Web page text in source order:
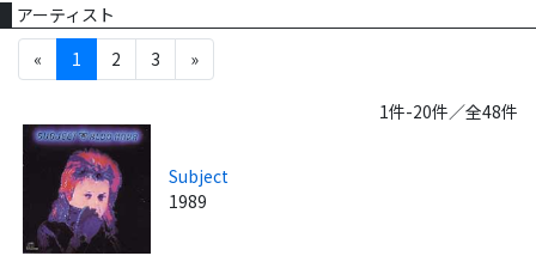
アーティスト
«
1 2 3 »
1件-20件／全48件
Subject
1989